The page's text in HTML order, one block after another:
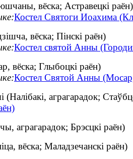
вёска; Астравецкі раён)
Костел Святоги Иоахима
вёска; Пінскі раён)
Костел святой Анны
вёска; Глыбоцкі раён)
Костел Святой Анны
аграгарадок;
аграгарадок; Брэсцкі раён)
вёска; Маладзечанскі раён)